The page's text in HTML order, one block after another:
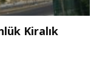
Kiralık